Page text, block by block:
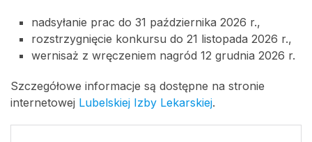
nadsyłanie prac do 31 października 2026 r.,
rozstrzygnięcie konkursu do 21 listopada 2026 r.,
wernisaż z wręczeniem nagród 12 grudnia 2026 r.
Szczegółowe informacje są dostępne na stronie
internetowej Lubelskiej Izby Lekarskiej.